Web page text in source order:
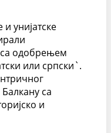
унијатске
са одобрењем
или српски`.
са
и